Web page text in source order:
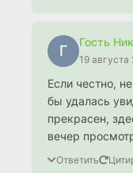
Г
Гость
19
Если честно,
бы удалась
прекрасен,
вечер
Ответить